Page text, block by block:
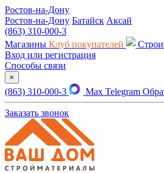
Ростов-на-Дону
Ростов-на-Дону Батайск Аксай
(863) 310-000-3
Магазины Клуб покупателей
Вход или регистрация
Способы связи
×
(863) 310-000-3 Max Telegram
Заказать звонок